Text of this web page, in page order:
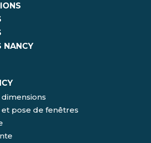
NANCY
pose de fenêtres